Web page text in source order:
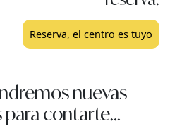
Reserva, el centro es tuyo
nuevas
contarte...